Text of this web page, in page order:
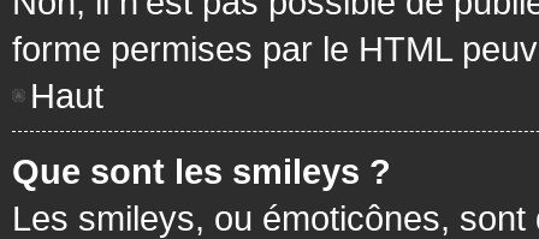
forme permises par le HTML
Haut
Que sont les smileys ?
Les smileys, ou émoticônes,